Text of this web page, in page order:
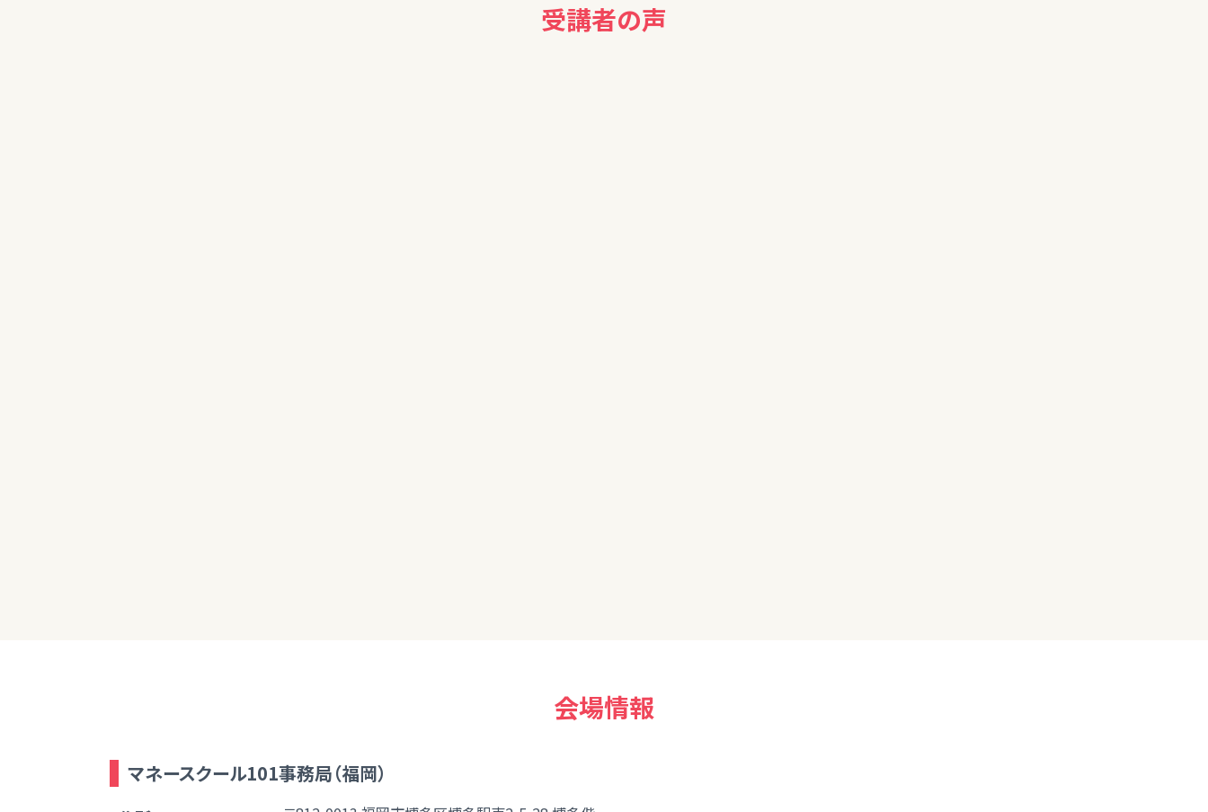
受講者の声
会場情報
マネースクール101事務局（福岡）